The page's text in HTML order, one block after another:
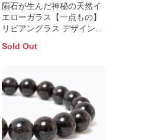
隕石が生んだ神秘の天然イ
エローガラス【一点もの】
リビアングラス デザインブ
Sold Out